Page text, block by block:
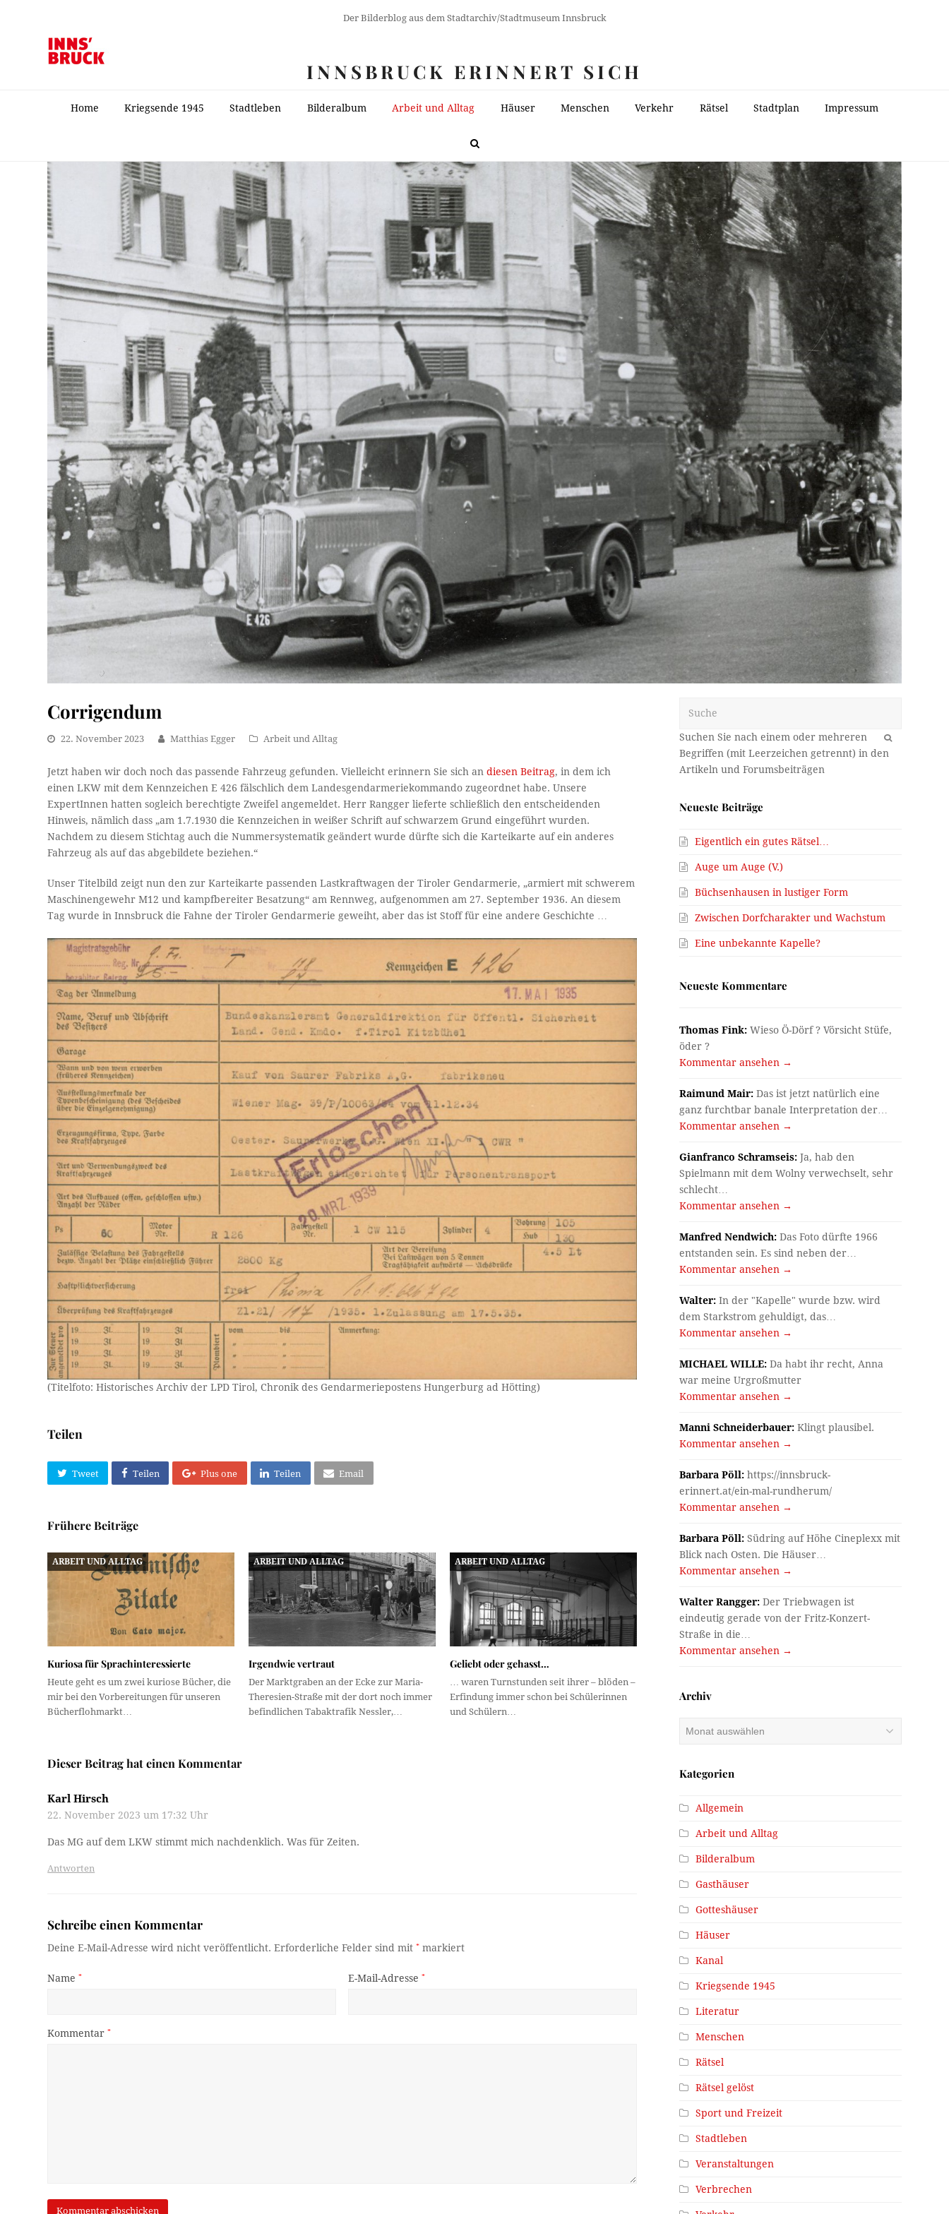
Der Bilderblog aus dem Stadtarchiv/Stadtmuseum Innsbruck
INNSBRUCK ERINNERT SICH
Home Kriegsende 1945 Stadtleben Bilderalbum Arbeit und Alltag Häuser Menschen Verkehr Rätsel Stadtplan Impressum
Corrigendum
22. November 2023 Matthias Egger Arbeit und Alltag
Jetzt haben wir doch noch das passende Fahrzeug gefunden. Vielleicht erinnern Sie sich andiesen Beitrag, in dem ich
einen LKW mit dem Kennzeichen E 426 fälschlich dem Landesgendarmeriekommando zugeordnet habe. Unsere
ExpertInnen hatten sogleich berechtigte Zweifel angemeldet. Herr Rangger lieferte schließlich den entscheidenden
Hinweis, nämlich dass „am 1.7.1930 die Kennzeichen in weißer Schrift auf schwarzem Grund eingeführt wurden.
Nachdem zu diesem Stichtag auch die Nummersystematik geändert wurde dürfte sich die Karteikarte auf ein anderes
Fahrzeug als auf das abgebildete beziehen.“
Unser Titelbild zeigt nun den zur Karteikarte passenden Lastkraftwagen der Tiroler Gendarmerie, „armiert mit schwerem
Maschinengewehr M12 und kampfbereiter Besatzung“ am Rennweg, aufgenommen am 27. September 1936. An diesem
Tag wurde in Innsbruck die Fahne der Tiroler Gendarmerie geweiht, aber das ist Stoff für eine andere Geschichte …
(Titelfoto: Historisches Archiv der LPD Tirol, Chronik des Gendarmeriepostens Hungerburg ad Hötting)
Teilen
Tweet Teilen Plus one Teilen Email
Frühere Beiträge
ARBEIT UND ALLTAG
Kuriosa für Sprachinteressierte
Heute geht es um zwei kuriose Bücher, die
mir bei den Vorbereitungen für unseren
Bücherflohmarkt…
ARBEIT UND ALLTAG
Irgendwie vertraut
Der Marktgraben an der Ecke zur Maria-
Theresien-Straße mit der dort noch immer
befindlichen Tabaktrafik Nessler,…
ARBEIT UND ALLTAG
Geliebt oder gehasst…
… waren Turnstunden seit ihrer – blöden –
Erfindung immer schon bei Schülerinnen
und Schülern…
Dieser Beitrag hat einen Kommentar
Karl Hirsch
22. November 2023 um 17:32 Uhr
Das MG auf dem LKW stimmt mich nachdenklich. Was für Zeiten.
Antworten
Schreibe einen Kommentar
Deine E-Mail-Adresse wird nicht veröffentlicht. Erforderliche Felder sind mit* markiert
Name* E-Mail-Adresse *
Kommentar*
OK
Neueste Beiträge
Eigentlich ein gutes Rätsel…
Auge um Auge (V.)
Büchsenhausen in lustiger Form
Zwischen Dorfcharakter und Wachstum
Eine unbekannte Kapelle?
Neueste Kommentare
Thomas Fink: Wieso Ö-Dörf ? Vörsicht Stüfe,
öder ?
Kommentar ansehen →
Raimund Mair: Das ist jetzt natürlich eine
ganz furchtbar banale Interpretation der…
Kommentar ansehen →
Gianfranco Schramseis: Ja, hab den
Spielmann mit dem Wolny verwechselt, sehr
schlecht…
Kommentar ansehen →
Manfred Nendwich: Das Foto dürfte 1966
entstanden sein. Es sind neben der…
Kommentar ansehen →
Walter: In der "Kapelle" wurde bzw. wird
dem Starkstrom gehuldigt, das…
Kommentar ansehen →
MICHAEL WILLE: Da habt ihr recht, Anna
war meine Urgroßmutter
Kommentar ansehen →
Manni Schneiderbauer: Klingt plausibel.
Kommentar ansehen →
Barbara Pöll: https://innsbruck-
erinnert.at/ein-mal-rundherum/
Kommentar ansehen →
Barbara Pöll: Südring auf Höhe Cineplexx mit
Blick nach Osten. Die Häuser…
Kommentar ansehen →
Walter Rangger: Der Triebwagen ist
eindeutig gerade von der Fritz-Konzert-
Straße in die…
Kommentar ansehen →
Archiv
Kategorien
Allgemein
Arbeit und Alltag
Bilderalbum
Gasthäuser
Gotteshäuser
Häuser
Kanal
Kriegsende 1945
Literatur
Menschen
Rätsel
Rätsel gelöst
Sport und Freizeit
Stadtleben
Veranstaltungen
Verbrechen